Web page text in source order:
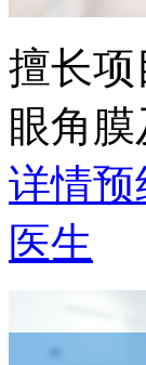
擅长项
眼角
详情预
医生